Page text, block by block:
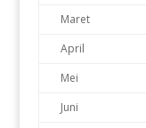
Maret
April
Mei
Juni